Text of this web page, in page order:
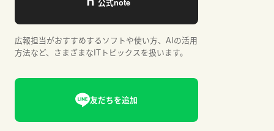
広報担当がおすすめするソフトや使い方、AIの活用
方法など、さまざまなITトピックスを扱います。